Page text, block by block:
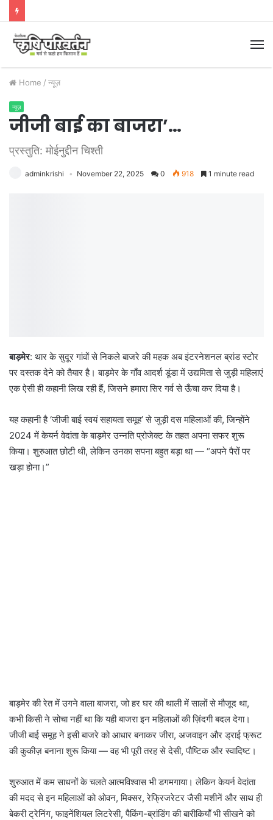
Home / न्यूज़
न्यूज़
जीजी बाई का बाजरा’…
प्रस्तुति: मोईनुद्दीन चिश्ती
adminkrishi November 22, 2025 0 918 1 minute read
बाड़मेर: थार के सुदूर गांवों से निकले बाजरे की महक अब इंटरनेशनल ब्रांड स्टोर
पर दस्तक देने को तैयार है। बाड़मेर के गाँव आदर्श डूंडा में उद्यमिता से जुड़ी महिलाएं
एक ऐसी ही कहानी लिख रही हैं, जिसने हमारा सिर गर्व से ऊँचा कर दिया है।
यह कहानी है ‘जीजी बाई स्वयं सहायता समूह’ से जुड़ी दस महिलाओं की, जिन्होंने
2024 में केयर्न वेदांता के बाड़मेर उन्नति प्रोजेक्ट के तहत अपना सफर शुरू
किया। शुरुआत छोटी थी, लेकिन उनका सपना बहुत बड़ा था — “अपने पैरों पर
खड़ा होना।”
बाड़मेर की रेत में उगने वाला बाजरा, जो हर घर की थाली में सालों से मौजूद था,
कभी किसी ने सोचा नहीं था कि यही बाजरा इन महिलाओं की ज़िंदगी बदल देगा।
जीजी बाई समूह ने इसी बाजरे को आधार बनाकर जीरा, अजवाइन और ड्राई फ्रूट
की कुकीज़ बनाना शुरू किया — वह भी पूरी तरह से देसी, पौष्टिक और स्वादिष्ट।
शुरुआत में कम साधनों के चलते आत्मविश्वास भी डगमगाया। लेकिन केयर्न वेदांता
की मदद से इन महिलाओं को ओवन, मिक्सर, रेफ्रिजरेटर जैसी मशीनें और साथ ही
बेकरी ट्रेनिंग, फाइनेंशियल लिटरेसी, पैकिंग-ब्रांडिंग की बारीकियाँ भी सीखने को